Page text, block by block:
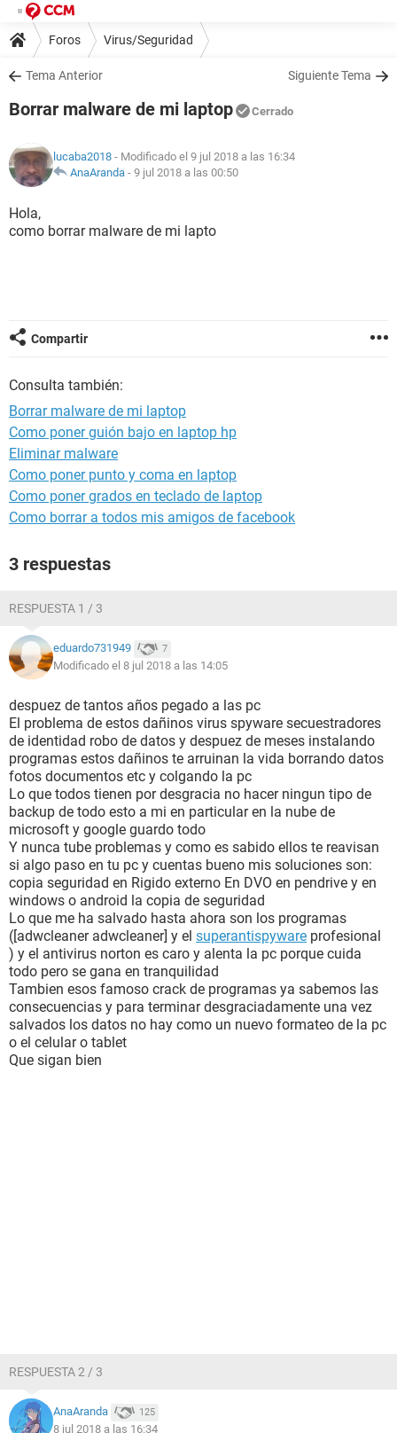
Foros Virus/Seguridad
Tema Anterior Siguiente Tema
Borrar malware de mi laptop Cerrado
lucaba2018 - Modificado el 9 jul 2018 a las 16:34
AnaAranda - 9 jul 2018 a las 00:50
Hola,
como borrar malware de mi lapto
Compartir
Consulta también:
Borrar malware de mi laptop
Como poner guión bajo en laptop hp
Eliminar malware
Como poner punto y coma en laptop
Como poner grados en teclado de laptop
Como borrar a todos mis amigos de facebook
3 respuestas
RESPUESTA 1 / 3
eduardo731949 7
Modificado el 8 jul 2018 a las 14:05
despuez de tantos años pegado a las pc
El problema de estos dañinos virus spyware secuestradores
de identidad robo de datos y despuez de meses instalando
programas estos dañinos te arruinan la vida borrando datos
fotos documentos etc y colgando la pc
Lo que todos tienen por desgracia no hacer ningun tipo de
backup de todo esto a mi en particular en la nube de
microsoft y google guardo todo
Y nunca tube problemas y como es sabido ellos te reavisan
si algo paso en tu pc y cuentas bueno mis soluciones son:
copia seguridad en Rigido externo En DVO en pendrive y en
windows o android la copia de seguridad
Lo que me ha salvado hasta ahora son los programas
([adwcleaner adwcleaner] y el superantispyware profesional
) y el antivirus norton es caro y alenta la pc porque cuida
todo pero se gana en tranquilidad
Tambien esos famoso crack de programas ya sabemos las
consecuencias y para terminar desgraciadamente una vez
salvados los datos no hay como un nuevo formateo de la pc
o el celular o tablet
Que sigan bien
RESPUESTA 2 / 3
AnaAranda 125
8 jul 2018 a las 16:34